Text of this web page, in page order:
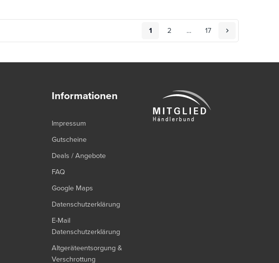
1 2 … 17
Informationen
Impressum
Gutscheine
Deals / Angebote
FAQ
Google Maps
Datenschutzerklärung
E-Mail
Datenschutzerklärung
Altgeräteentsorgung &
Verschrottung